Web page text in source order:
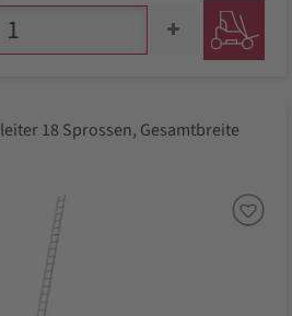
18 Sprossen, Gesamtbreite